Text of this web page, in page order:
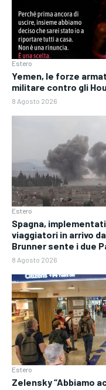
Estero
Yemen, le forze
militare contro gli
8 Agosto 2026
Estero
Spagna,
viaggiatori in arrivo
Brunner sente i due
8 Agosto 2026
Estero
Zelensky “Abbiamo